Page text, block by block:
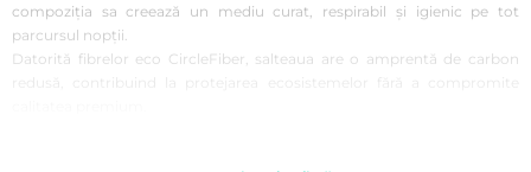
compoziția sa creează un mediu curat, respirabil și igienic pe tot
parcursul nopții.
Datorită fibrelor eco CircleFiber, salteaua are o amprentă de carbon